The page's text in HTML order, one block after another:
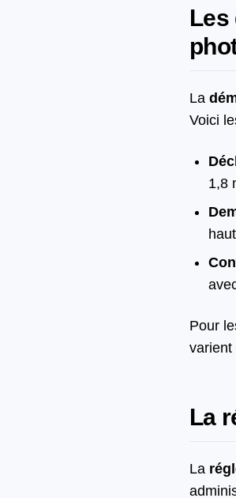
Les
La
Voici
1,8
Pour
varient
La
La